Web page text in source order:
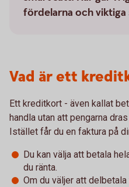
fördelarna och viktiga
Vad är ett
Ett kreditkort - även kallat
handla utan att pengarna
Istället får du en faktura på
Du kan välja att betala
du ränta.
Om du väljer att